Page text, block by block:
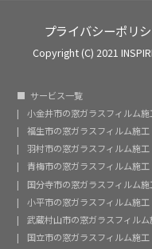
プライバシーポリ
Copyright (C) 2021
サービス一覧
小金井市の窓ガラスフィルム施
福生市の窓ガラスフィルム施工
羽村市の窓ガラスフィルム施工
青梅市の窓ガラスフィルム施工
国分寺市の窓ガラスフィルム施
小平市の窓ガラスフィルム施工
武蔵村山市の窓ガラスフィルム
国立市の窓ガラスフィルム施工